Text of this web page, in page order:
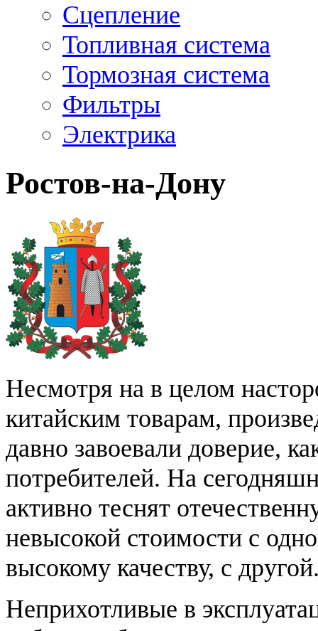
Сцепление
Топливная система
Тормозная система
Фильтры
Электрика
Ростов-на-Дону
Несмотря на в целом
китайским товарам,
давно завоевали доверие,
потребителей. На
активно теснят
невысокой стоимости с
высокому качеству, с
Неприхотливые в